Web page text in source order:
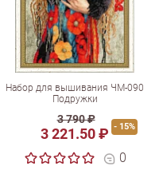
Набор для вышивания ЧМ-090
Подружки
3 790 ₽
3 221.50 ₽ - 15%
0